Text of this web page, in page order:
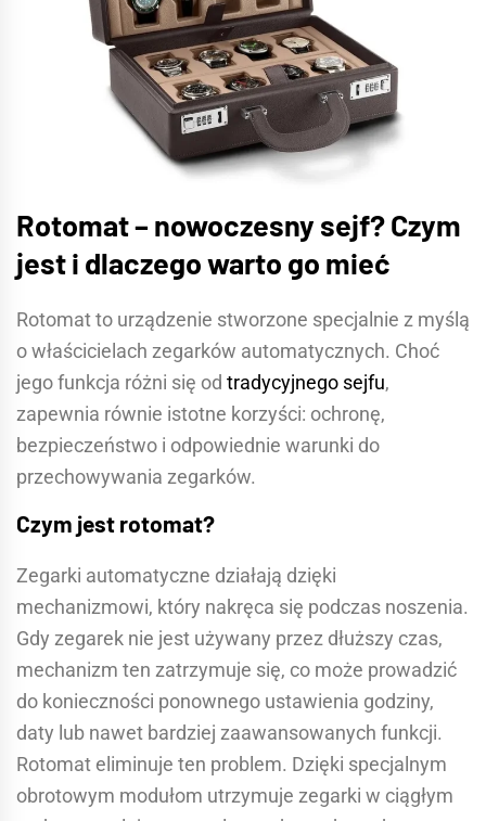
Rotomat – nowoczesny sejf? Czym
jest i dlaczego warto go mieć
Rotomat to urządzenie stworzone specjalnie z myślą
o właścicielach zegarków automatycznych. Choć
jego funkcja różni się od tradycyjnego sejfu,
zapewnia równie istotne korzyści: ochronę,
bezpieczeństwo i odpowiednie warunki do
przechowywania zegarków.
Czym jest rotomat?
Zegarki automatyczne działają dzięki
mechanizmowi, który nakręca się podczas noszenia.
Gdy zegarek nie jest używany przez dłuższy czas,
mechanizm ten zatrzymuje się, co może prowadzić
do konieczności ponownego ustawienia godziny,
daty lub nawet bardziej zaawansowanych funkcji.
Rotomat eliminuje ten problem. Dzięki specjalnym
obrotowym modułom utrzymuje zegarki w ciągłym